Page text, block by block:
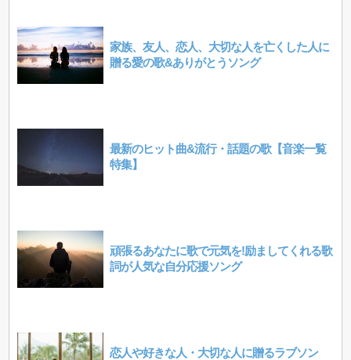
家族、友人、恋人、大切な人を亡くした人に
贈る愛の歌&ありがとうソング
最新のヒット曲&流行・話題の歌【音楽一覧
特集】
頑張るあなたに歌で元気を!励ましてくれる歌
詞が人気な自分応援ソング
恋人や好きな人・大切な人に贈るラブソン